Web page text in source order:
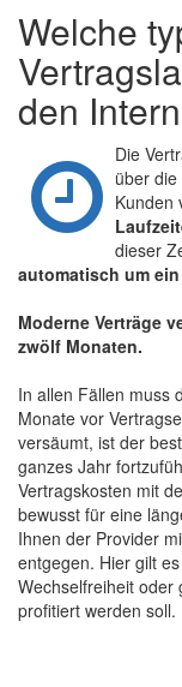
Welche
den
Die
über
Kunden
dieser
automatisch um
Moderne Verträge
zwölf Monaten.
In allen Fällen muss
Monate vor
versäumt, ist der
ganzes Jahr
Vertragskosten mit
bewusst für eine
Ihnen der Provider
entgegen. Hier gilt
Wechselfreiheit oder
profitiert werden soll.